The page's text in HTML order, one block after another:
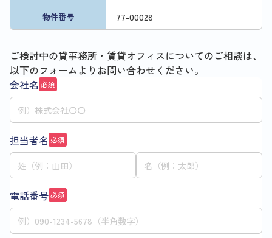
物件番号 77-00028
ご検討中の貸事務所・賃貸オフィスについてのご相談は、
以下のフォームよりお問い合わせください。
会社名 必須
担当者名 必須
電話番号必須